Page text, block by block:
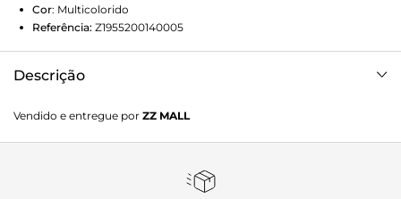
Cor: Multicolorido
Referência: Z1955200140005
Descrição
marrom. Com formato amplo e maleável, traz alças de
ombro largas e inscrição “Sole, Gelato, Bacio” bordada na
collab Brizza + Bacio Di Latte.
Vendido e entregue por ZZ MALL